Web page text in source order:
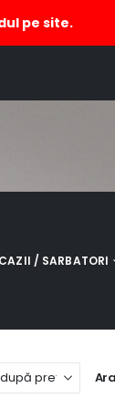
pe site.
/ SARBATORI
SEMN CARTE